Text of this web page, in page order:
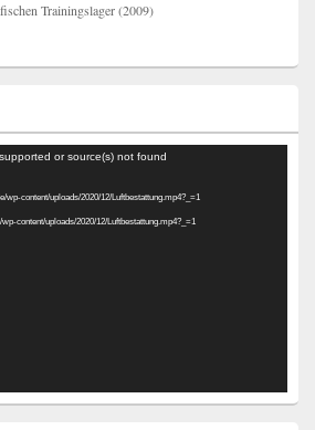
Trainingslager (2009)
or source(s) not found
wp-content/uploads/2020/12/Luftbestattung.mp4?_=1
content/uploads/2020/12/Luftbestattung.mp4?_=1